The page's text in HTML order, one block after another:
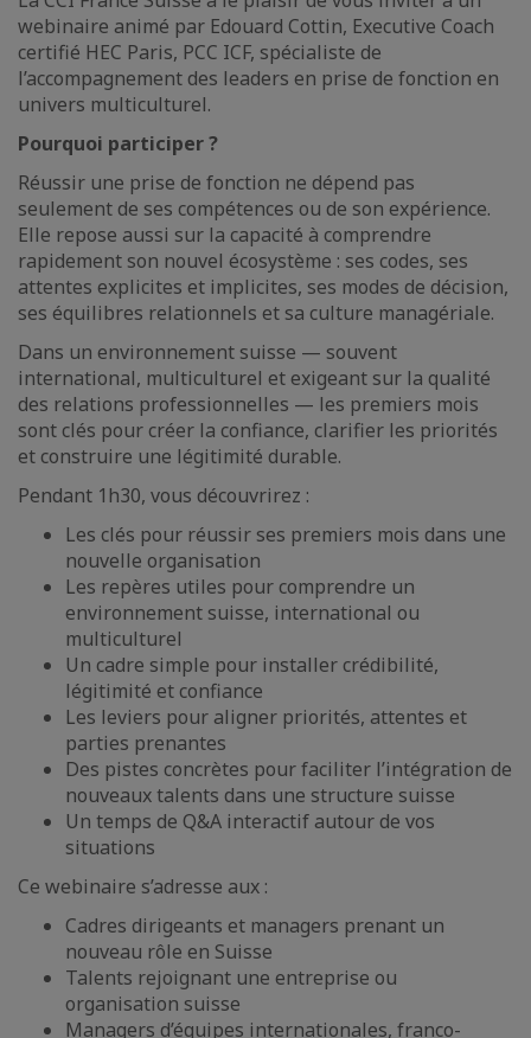
webinaire animé par Edouard Cottin, Executive Coach
certifié HEC Paris, PCC ICF, spécialiste de
l’accompagnement des leaders en prise de fonction en
univers multiculturel.
Pourquoi participer ?
Réussir une prise de fonction ne dépend pas
seulement de ses compétences ou de son expérience.
Elle repose aussi sur la capacité à comprendre
rapidement son nouvel écosystème : ses codes, ses
attentes explicites et implicites, ses modes de décision,
ses équilibres relationnels et sa culture managériale.
Dans un environnement suisse — souvent
international, multiculturel et exigeant sur la qualité
des relations professionnelles — les premiers mois
sont clés pour créer la confiance, clarifier les priorités
et construire une légitimité durable.
Pendant 1h30, vous découvrirez :
Les clés pour réussir ses premiers mois dans une
nouvelle organisation
Les repères utiles pour comprendre un
environnement suisse, international ou
multiculturel
Un cadre simple pour installer crédibilité,
légitimité et confiance
Les leviers pour aligner priorités, attentes et
parties prenantes
Des pistes concrètes pour faciliter l’intégration de
nouveaux talents dans une structure suisse
Un temps de Q&A interactif autour de vos
situations
Ce webinaire s’adresse aux :
Cadres dirigeants et managers prenant un
nouveau rôle en Suisse
Talents rejoignant une entreprise ou
organisation suisse
Managers d’équipes internationales, franco-